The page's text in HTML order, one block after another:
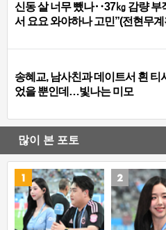
신동 살 너무 뺐나‥37㎏ 감량 부
서 요요 와야하나 고민”(전현무계
송혜교, 남사친과 데이트서 흰 티
었을 뿐인데…빛나는 미모
많이 본 포토